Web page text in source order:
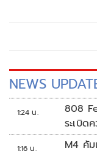
NEWS
1:24 น.
808
ระเบิด
1:16 น.
M4 คั